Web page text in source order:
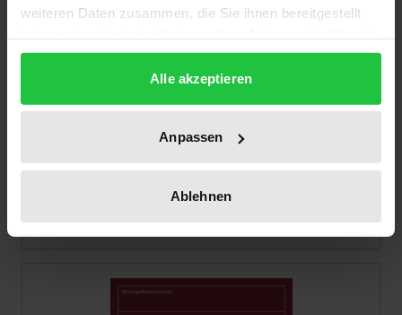
weiteren Daten zusammen, die Sie ihnen bereitgestellt
gesammelt haben.
Alle akzeptieren
Anpassen
Ablehnen
Der Preis dieses Titels richtet sich nach der
inkl. MwSt.